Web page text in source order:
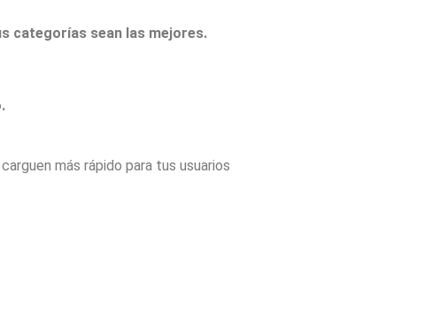
categorías sean las mejores.
más rápido para tus usuarios